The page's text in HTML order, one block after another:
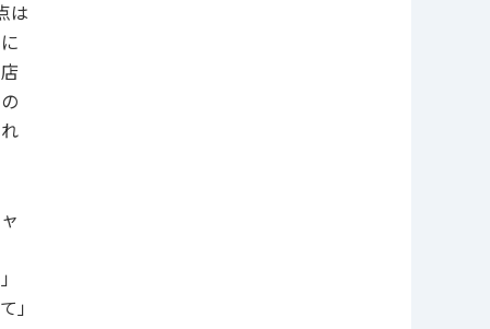
は
」